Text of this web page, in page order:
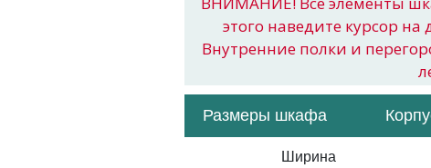
этого наведите курсор
Внутренние полки и
Размеры шкафа
Ширина